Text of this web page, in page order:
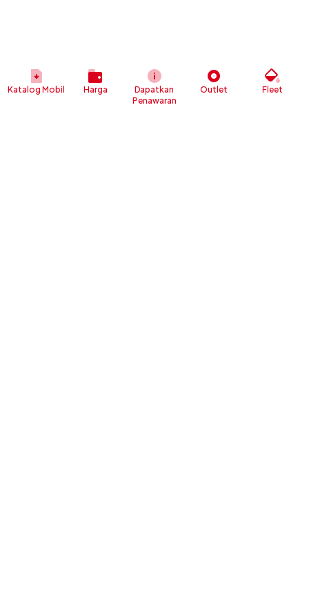
Katalog Mobil Harga
Dapatkan
Penawaran
Outlet Fleet